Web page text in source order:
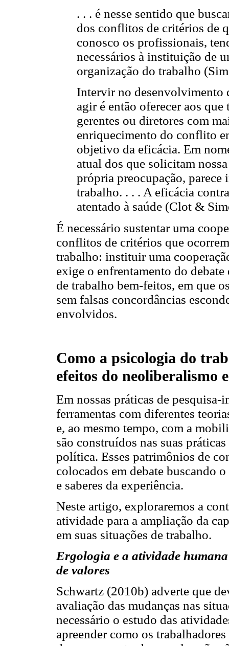
. . . é nesse sentido que
dos conflitos de critérios de
conosco os profissionais,
necessários à instituição de
organização do trabalho
Intervir no desenvolvimento
agir é então oferecer aos
gerentes ou diretores com
enriquecimento do conflito
objetivo da eficácia. Em
atual dos que solicitam
própria preocupação, parece
trabalho. . . . A eficácia
atentado à saúde (Clot &
É necessário sustentar uma
conflitos de critérios que
trabalho: instituir uma
exige o enfrentamento do
de trabalho bem-feitos, em que
sem falsas concordâncias
envolvidos.
Como a psicologia do
efeitos do neoliberalismo
Em nossas práticas de
ferramentas com diferentes
e, ao mesmo tempo, com a
são construídos nas suas
política. Esses patrimônios de
colocados em debate buscando
e saberes da experiência.
Neste artigo, exploraremos a
atividade para a ampliação da
em suas situações de trabalho.
Ergologia e a atividade
de valores
Schwartz (2010b) adverte que
avaliação das mudanças nas
necessário o estudo das
apreender como os